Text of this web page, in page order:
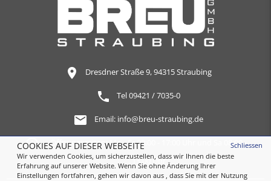
Dresdner Straße 9, 94315 Straubing
Tel 09421 / 7035-0
Email: info@breu-straubing.de
Öffnungszeiten: Mo - Fr 08:00 - 17:00 Uhr und Sa 08:00 -
13:00 Uhr
COOKIES AUF DIESER WEBSEITE
Wir verwenden Cookies, um sicherzustellen, dass wir Ihnen die beste
Erfahrung auf unserer Website. Wenn Sie ohne Änderung Ihrer
Einstellungen fortfahren, gehen wir davon aus , dass Sie mit der Nutzung
Schliessen